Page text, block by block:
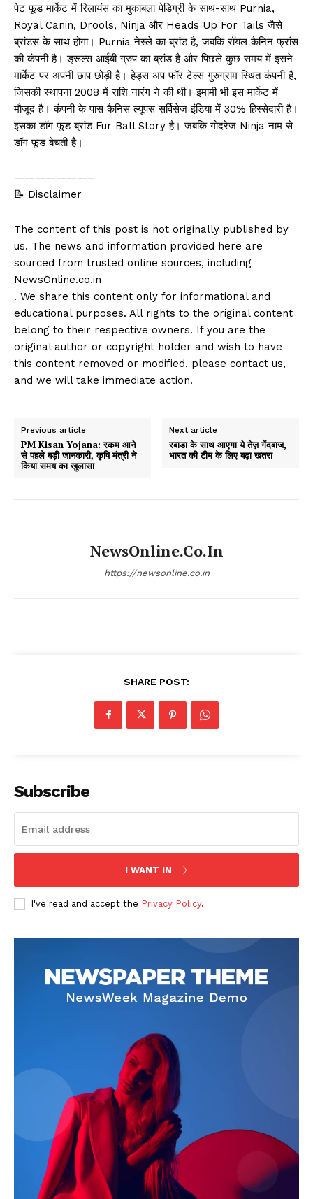
पेट फूड मार्केट में रिलायंस का मुकाबला पेडिग्री के साथ-साथ Purnia,
Royal Canin, Drools, Ninja और Heads Up For Tails जैसे
ब्रांडस के साथ होगा। Purnia नेस्ले का ब्रांड है, जबकि रॉयल कैनिन फ्रांस
की कंपनी है। ड्रूल्स आईबी ग्रुप का ब्रांड है और पिछले कुछ समय में इसने
मार्केट पर अपनी छाप छोड़ी है। हेड्स अप फॉर टेल्स गुरुग्राम स्थित कंपनी है,
जिसकी स्थापना 2008 में राशि नारंग ने की थी। इमामी भी इस मार्केट में
मौजूद है। कंपनी के पास कैनिस ल्यूपस सर्विसेज इंडिया में 30% हिस्सेदारी है।
इसका डॉग फूड ब्रांड Fur Ball Story है। जबकि गोदरेज Ninja नाम से
डॉग फूड बेचती है।
———————–
📝 Disclaimer
The content of this post is not originally published by
us. The news and information provided here are
sourced from trusted online sources, including
NewsOnline.co.in
. We share this content only for informational and
educational purposes. All rights to the original content
belong to their respective owners. If you are the
original author or copyright holder and wish to have
this content removed or modified, please contact us,
and we will take immediate action.
Previous article
PM Kisan Yojana: रकम आने
से पहले बड़ी जानकारी, कृषि मंत्री ने
किया समय का खुलासा
Next article
रबाडा के साथ आएगा ये तेज़ गेंदबाज,
भारत की टीम के लिए बढ़ा खतरा
NewsOnline.co.in
https://newsonline.co.in
SHARE POST:
Subscribe
I WANT IN
I've read and accept the Privacy Policy.